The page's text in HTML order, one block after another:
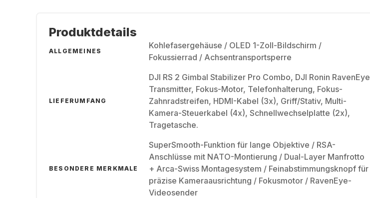
Produktdetails
ALLGEMEINES
Kohlefasergehäuse / OLED 1-Zoll-Bildschirm /
Fokussierrad / Achsentransportsperre
LIEFERUMFANG
DJI RS 2 Gimbal Stabilizer Pro Combo, DJI Ronin RavenEye
Transmitter, Fokus-Motor, Telefonhalterung, Fokus-
Zahnradstreifen, HDMI-Kabel (3x), Griff/Stativ, Multi-
Kamera-Steuerkabel (4x), Schnellwechselplatte (2x),
Tragetasche.
BESONDERE MERKMALE
SuperSmooth-Funktion für lange Objektive / RSA-
Anschlüsse mit NATO-Montierung / Dual-Layer Manfrotto
+ Arca-Swiss Montagesystem / Feinabstimmungsknopf für
präzise Kameraausrichtung / Fokusmotor / RavenEye-
Videosender